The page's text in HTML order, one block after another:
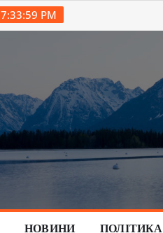
7:34:00 PM
НОВИНИ ПОЛІТИКА